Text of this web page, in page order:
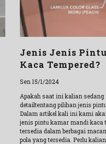
Jenis Jenis
Kaca Tempered?
Sen 15/1/2024
Apakah saat ini kalian
detailtentang pilihan jenis
Dalam artikel kali ini kami
jenis pintu kamar mandi kaca
tersedia dalam berbagai
pola yang tersedia. Perlu